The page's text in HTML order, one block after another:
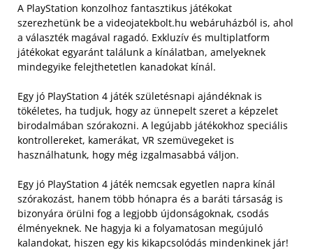
A PlayStation konzolhoz fantasztikus játékokat
szerezhetünk be a videojatekbolt.hu webáruházból is, ahol
a választék magával ragadó. Exkluzív és multiplatform
játékokat egyaránt találunk a kínálatban, amelyeknek
mindegyike felejthetetlen kanadokat kínál.
Egy jó PlayStation 4 játék születésnapi ajándéknak is
tökéletes, ha tudjuk, hogy az ünnepelt szeret a képzelet
birodalmában szórakozni. A legújabb játékokhoz speciális
kontrollereket, kamerákat, VR szemüvegeket is
használhatunk, hogy még izgalmasabbá váljon.
Egy jó PlayStation 4 játék nemcsak egyetlen napra kínál
szórakozást, hanem több hónapra és a baráti társaság is
bizonyára örülni fog a legjobb újdonságoknak, csodás
élményeknek. Ne hagyja ki a folyamatosan megújuló
kalandokat, hiszen egy kis kikapcsolódás mindenkinek jár!